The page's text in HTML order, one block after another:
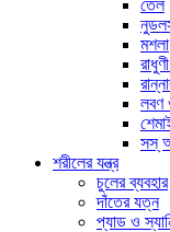
তেল
মশলা
লবণ
সস্
শরীলের যন্ত্র
চুলের ব্যবহার
দাঁতের যত্ন
প্যাড ও